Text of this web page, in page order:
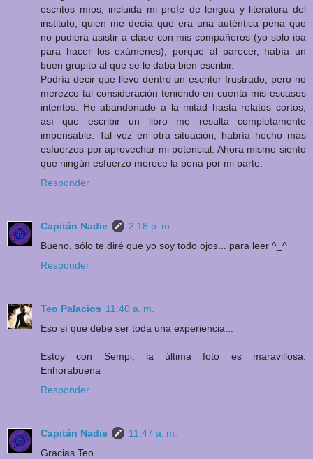
escritos míos, incluida mi profe de lengua y literatura del
instituto, quien me decía que era una auténtica pena que
no pudiera asistir a clase con mis compañeros (yo solo iba
para hacer los exámenes), porque al parecer, había un
buen grupito al que se le daba bien escribir.
Podría decir que llevo dentro un escritor frustrado, pero no
merezco tal consideración teniendo en cuenta mis escasos
intentos. He abandonado a la mitad hasta relatos cortos,
así que escribir un libro me resulta completamente
impensable. Tal vez en otra situación, habría hecho más
esfuerzos por aprovechar mi potencial. Ahora mismo siento
que ningún esfuerzo merece la pena por mi parte.
Responder
Capitán Nadie
2:18 p. m.
Bueno, sólo te diré que yo soy todo ojos... para leer ^_^
Responder
Teo Palacios 11:40 a. m.
Eso sí que debe ser toda una experiencia...
Estoy con Sempi, la última foto es maravillosa.
Enhorabuena
Responder
Capitán Nadie
11:47 a. m.
Gracias Teo